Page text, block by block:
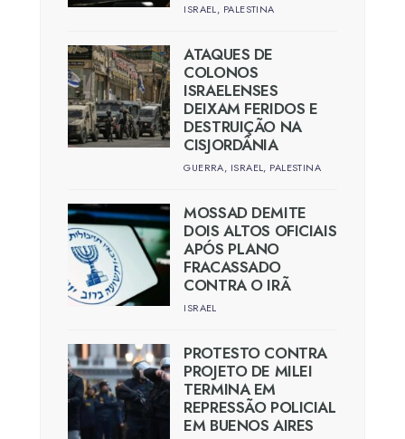
ISRAEL, PALESTINA
ATAQUES DE
COLONOS
ISRAELENSES
DEIXAM FERIDOS E
DESTRUIÇÃO NA
CISJORDÂNIA
GUERRA, ISRAEL, PALESTINA
MOSSAD DEMITE
DOIS ALTOS OFICIAIS
APÓS PLANO
FRACASSADO
CONTRA O IRÃ
ISRAEL
PROTESTO CONTRA
PROJETO DE MILEI
TERMINA EM
REPRESSÃO POLICIAL
EM BUENOS AIRES